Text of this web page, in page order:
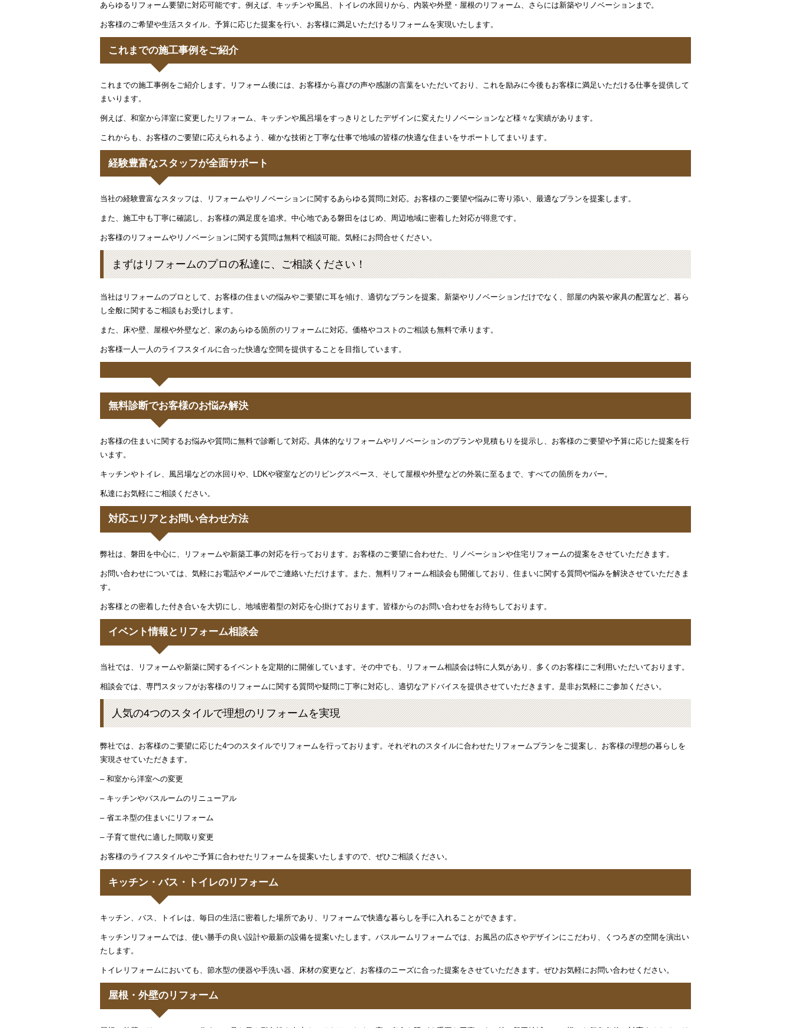
あらゆるリフォーム要望に対応可能です。例えば、キッチンや風呂、トイレの水回りから、内装や外壁・屋根のリフォーム、さらには新築やリノベーションまで。
お客様のご希望や生活スタイル、予算に応じた提案を行い、お客様に満足いただけるリフォームを実現いたします。
これまでの施工事例をご紹介
これまでの施工事例をご紹介します。リフォーム後には、お客様から喜びの声や感謝の言葉をいただいており、これを励みに今後もお客様に満足いただける仕事を提供して
まいります。
例えば、和室から洋室に変更したリフォーム、キッチンや風呂場をすっきりとしたデザインに変えたリノベーションなど様々な実績があります。
これからも、お客様のご要望に応えられるよう、確かな技術と丁寧な仕事で地域の皆様の快適な住まいをサポートしてまいります。
経験豊富なスタッフが全面サポート
当社の経験豊富なスタッフは、リフォームやリノベーションに関するあらゆる質問に対応。お客様のご要望や悩みに寄り添い、最適なプランを提案します。
また、施工中も丁寧に確認し、お客様の満足度を追求。中心地である磐田をはじめ、周辺地域に密着した対応が得意です。
お客様のリフォームやリノベーションに関する質問は無料で相談可能。気軽にお問合せください。
まずはリフォームのプロの私達に、ご相談ください！
当社はリフォームのプロとして、お客様の住まいの悩みやご要望に耳を傾け、適切なプランを提案。新築やリノベーションだけでなく、部屋の内装や家具の配置など、暮ら
し全般に関するご相談もお受けします。
また、床や壁、屋根や外壁など、家のあらゆる箇所のリフォームに対応。価格やコストのご相談も無料で承ります。
お客様一人一人のライフスタイルに合った快適な空間を提供することを目指しています。
無料診断でお客様のお悩み解決
お客様の住まいに関するお悩みや質問に無料で診断して対応。具体的なリフォームやリノベーションのプランや見積もりを提示し、お客様のご要望や予算に応じた提案を行
います。
キッチンやトイレ、風呂場などの水回りや、LDKや寝室などのリビングスペース、そして屋根や外壁などの外装に至るまで、すべての箇所をカバー。
私達にお気軽にご相談ください。
対応エリアとお問い合わせ方法
弊社は、磐田を中心に、リフォームや新築工事の対応を行っております。お客様のご要望に合わせた、リノベーションや住宅リフォームの提案をさせていただきます。
お問い合わせについては、気軽にお電話やメールでご連絡いただけます。また、無料リフォーム相談会も開催しており、住まいに関する質問や悩みを解決させていただきま
す。
お客様との密着した付き合いを大切にし、地域密着型の対応を心掛けております。皆様からのお問い合わせをお待ちしております。
イベント情報とリフォーム相談会
当社では、リフォームや新築に関するイベントを定期的に開催しています。その中でも、リフォーム相談会は特に人気があり、多くのお客様にご利用いただいております。
相談会では、専門スタッフがお客様のリフォームに関する質問や疑問に丁寧に対応し、適切なアドバイスを提供させていただきます。是非お気軽にご参加ください。
人気の4つのスタイルで理想のリフォームを実現
弊社では、お客様のご要望に応じた4つのスタイルでリフォームを行っております。それぞれのスタイルに合わせたリフォームプランをご提案し、お客様の理想の暮らしを
実現させていただきます。
– 和室から洋室への変更
– キッチンやバスルームのリニューアル
– 省エネ型の住まいにリフォーム
– 子育て世代に適した間取り変更
お客様のライフスタイルやご予算に合わせたリフォームを提案いたしますので、ぜひご相談ください。
キッチン・バス・トイレのリフォーム
キッチン、バス、トイレは、毎日の生活に密着した場所であり、リフォームで快適な暮らしを手に入れることができます。
キッチンリフォームでは、使い勝手の良い設計や最新の設備を提案いたします。バスルームリフォームでは、お風呂の広さやデザインにこだわり、くつろぎの空間を演出い
たします。
トイレリフォームにおいても、節水型の便器や手洗い器、床材の変更など、お客様のニーズに合った提案をさせていただきます。ぜひお気軽にお問い合わせください。
屋根・外壁のリフォーム